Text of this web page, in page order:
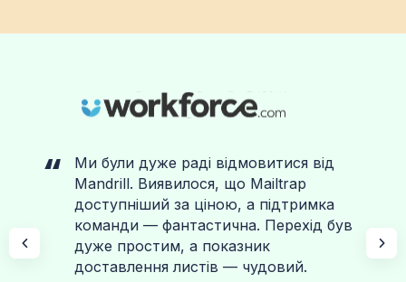
Ми були дуже раді відмовитися від
Mandrill. Виявилося, що Mailtrap
доступніший за ціною, а підтримка
команди — фантастична. Перехід був
дуже простим, а показник
доставлення листів — чудовий.